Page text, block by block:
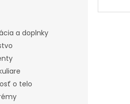
a doplnky
o telo